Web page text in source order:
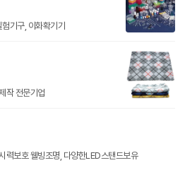
기구, 이화확기기
작 전문기업
력보호 웰빙조명, 다양한LED스탠드보유